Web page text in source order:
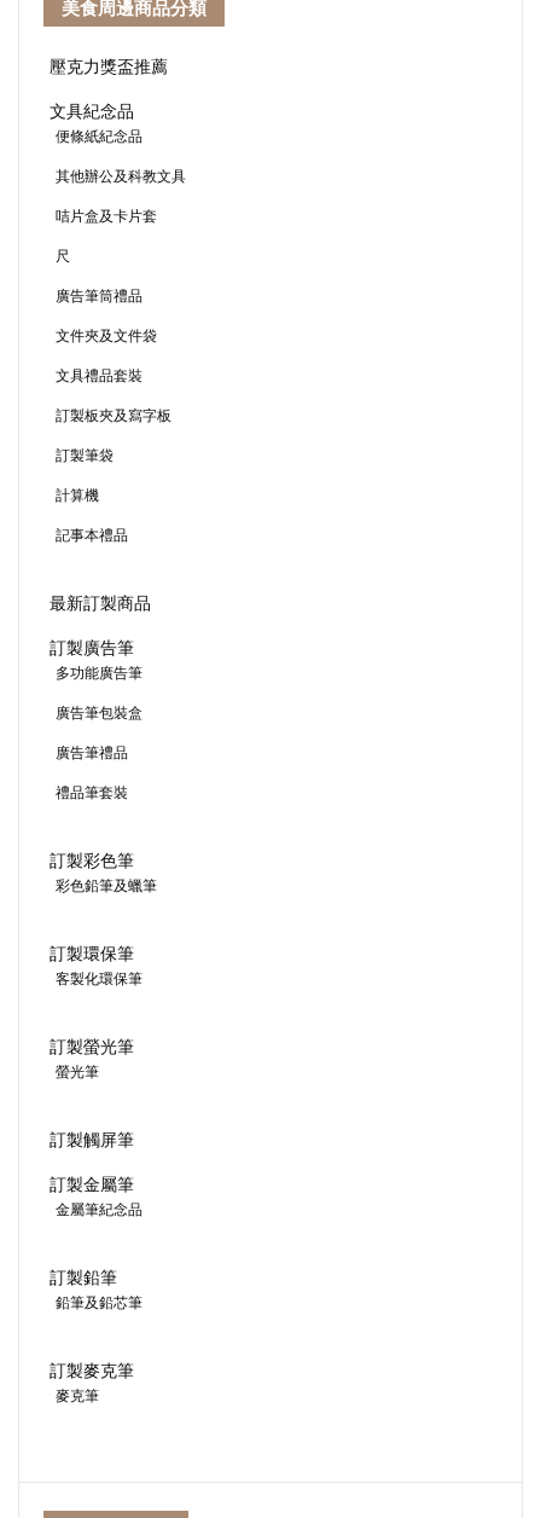
美食周邊商品分類
壓克力獎盃推薦
文具紀念品
便條紙紀念品
其他辦公及科教文具
咭片盒及卡片套
尺
廣告筆筒禮品
文件夾及文件袋
文具禮品套裝
訂製板夾及寫字板
訂製筆袋
計算機
記事本禮品
最新訂製商品
訂製廣告筆
多功能廣告筆
廣告筆包裝盒
廣告筆禮品
禮品筆套裝
訂製彩色筆
彩色鉛筆及蠟筆
訂製環保筆
客製化環保筆
訂製螢光筆
螢光筆
訂製觸屏筆
訂製金屬筆
金屬筆紀念品
訂製鉛筆
鉛筆及鉛芯筆
訂製麥克筆
麥克筆